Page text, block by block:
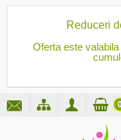
Reduceri
Oferta este